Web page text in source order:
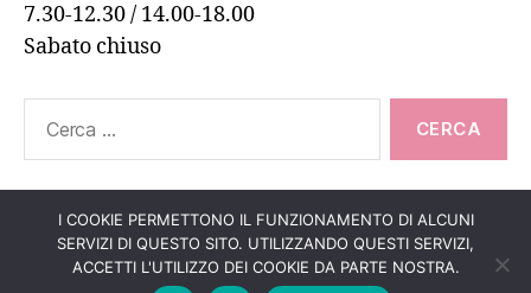
7.30-12.30 / 14.00-18.00
Sabato chiuso
© 2026PUBLICAR ADESIVI ANCONA
Su
I COOKIE PERMETTONO IL FUNZIONAMENTO DI ALCUNI
SERVIZI DI QUESTO SITO. UTILIZZANDO QUESTI SERVIZI,
ACCETTI L'UTILIZZO DEI COOKIE DA PARTE NOSTRA.